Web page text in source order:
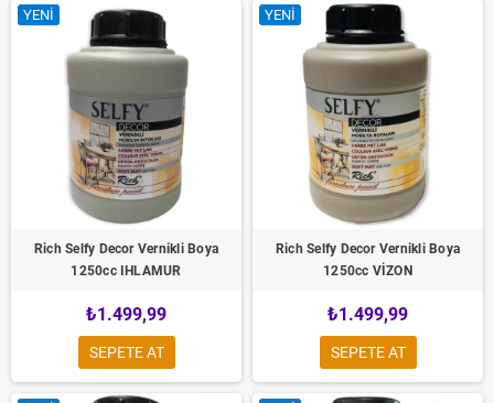
YENI
Rich Selfy Decor Vernikli Boya
1250cc IHLAMUR
₺1.499,99
SEPETE AT
YENI
Rich Selfy Decor Vernikli Boya
1250cc VİZON
₺1.499,99
SEPETE AT